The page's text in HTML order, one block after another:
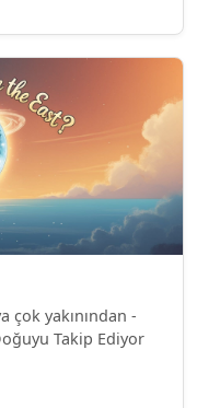
çok yakınından -
Takip Ediyor